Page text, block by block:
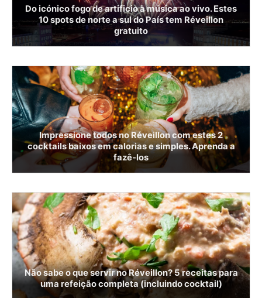
Do icónico fogo de artificio à música ao vivo. Estes
10 spots de norte a sul do País tem Réveillon
gratuito
Impressione todos no Réveillon com estes 2
cocktails baixos em calorias e simples. Aprenda a
fazê-los
Não sabe o que servir no Réveillon? 5 receitas para
uma refeição completa (incluindo cocktail)